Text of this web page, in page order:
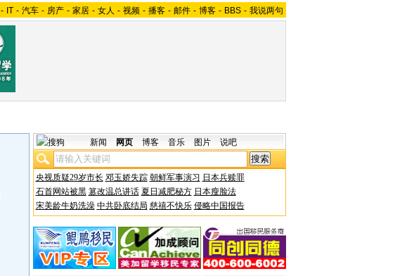
- IT - 汽车 - 房产 - 家居 - 女人 - 视频 - 播客 - 邮件 - 博客 - BBS - 我说两句
新闻 网页 博客 音乐 图片 说吧
央视质疑29岁市长 邓玉娇失踪 朝鲜军事演习 日本兵赎罪
石首网站被黑 篡改温总讲话 夏日减肥秘方 日本瘦脸法
宋美龄牛奶洗澡 中共卧底结局 慈禧不快乐 侵略中国报告